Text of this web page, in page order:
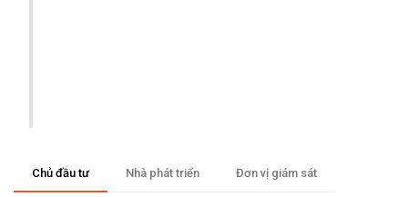
Chủ đầu tư Nhà phát triển Đơn vị giám sát